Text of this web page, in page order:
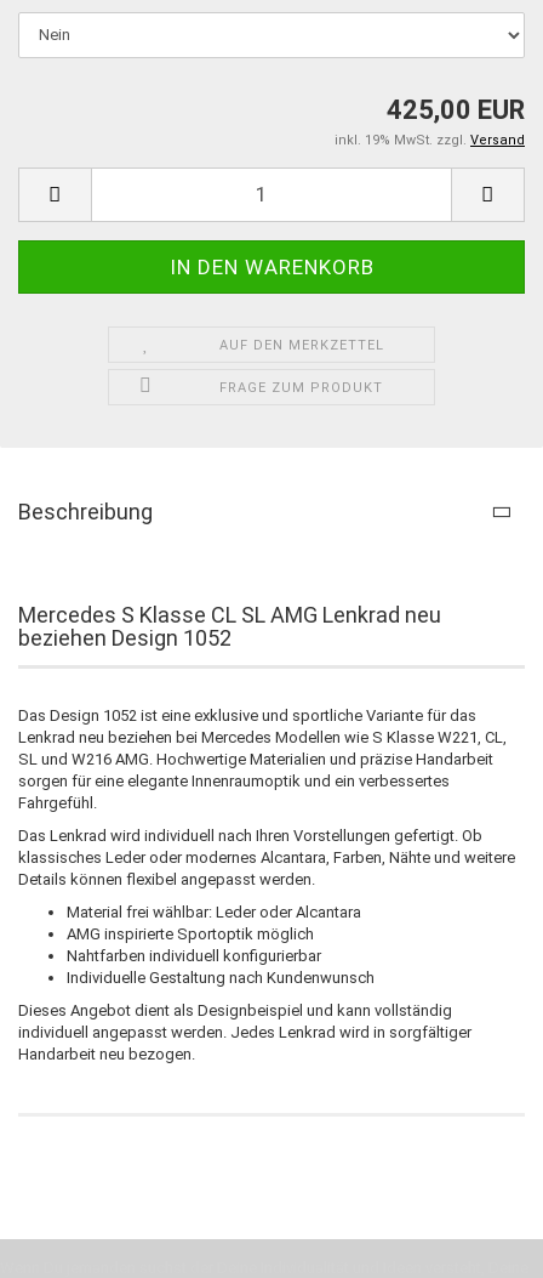
425,00 EUR
inkl. 19% MwSt. zzgl. Versand
AUF DEN MERKZETTEL
FRAGE ZUM PRODUKT
Beschreibung
Mercedes S Klasse CL SL AMG Lenkrad neu
beziehen Design 1052
Das Design 1052 ist eine exklusive und sportliche Variante für das
Lenkrad neu beziehen bei Mercedes Modellen wie S Klasse W221, CL,
SL und W216 AMG. Hochwertige Materialien und präzise Handarbeit
sorgen für eine elegante Innenraumoptik und ein verbessertes
Fahrgefühl.
Das Lenkrad wird individuell nach Ihren Vorstellungen gefertigt. Ob
klassisches Leder oder modernes Alcantara, Farben, Nähte und weitere
Details können flexibel angepasst werden.
Material frei wählbar: Leder oder Alcantara
AMG inspirierte Sportoptik möglich
Nahtfarben individuell konfigurierbar
Individuelle Gestaltung nach Kundenwunsch
Dieses Angebot dient als Designbeispiel und kann vollständig
individuell angepasst werden. Jedes Lenkrad wird in sorgfältiger
Handarbeit neu bezogen.